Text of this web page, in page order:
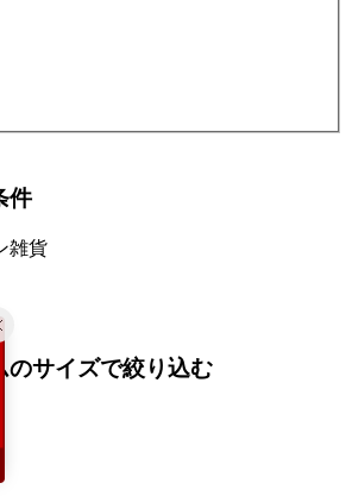
件
雑貨
のサイズで絞り込む